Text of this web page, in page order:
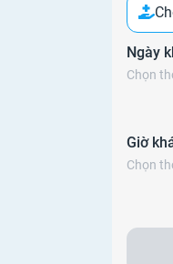
Ngày
Chọn
Giờ
Chọn